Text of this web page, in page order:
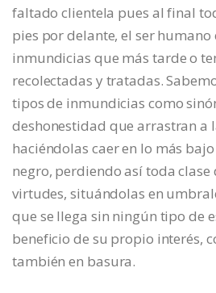
faltado clientela pues al final
pies por delante, el ser humano
inmundicias que más tarde o
recolectadas y tratadas.
tipos de inmundicias como
deshonestidad que arrastran a
haciéndolas caer en lo más
negro, perdiendo así toda clase
virtudes, situándolas en
que se llega sin ningún tipo de
beneficio de su propio interés,
también en basura.